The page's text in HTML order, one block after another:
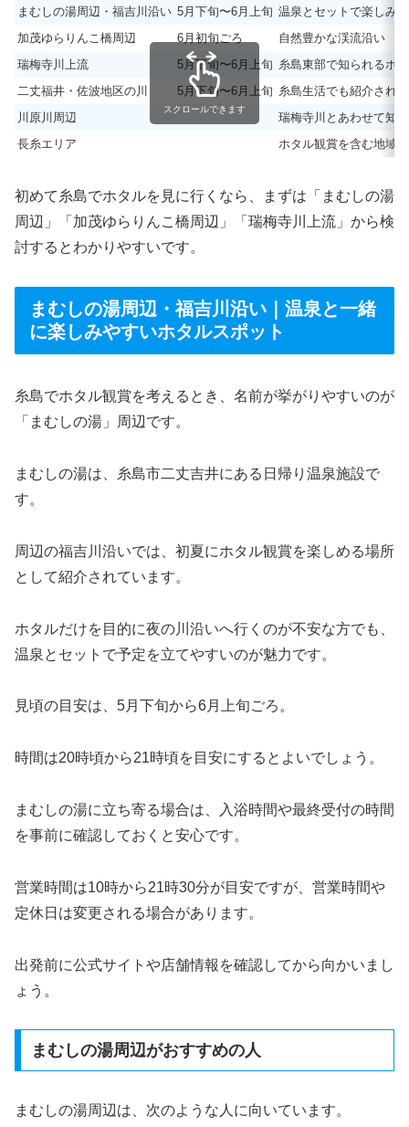
まむしの湯周辺・福吉川沿い 5月下旬〜6月上旬 温泉とセットで楽しみ
加茂ゆらりんこ橋周辺
6月初旬ごろ
自然豊かな渓流沿い
瑞梅寺川上流
5月下旬〜6月上旬 糸島東部で知られるホ
二丈福井・佐波地区の川
5月下旬〜6月上旬 糸島生活でも紹介され
川原川周辺
瑞梅寺川とあわせて知
長糸エリア
ホタル観賞を含む地域
スクロールできます
初めて糸島でホタルを見に行くなら、まずは「まむしの湯
周辺」「加茂ゆらりんこ橋周辺」「瑞梅寺川上流」から検
討するとわかりやすいです。
まむしの湯周辺・福吉川沿い｜温泉と一緒
に楽しみやすいホタルスポット
糸島でホタル観賞を考えるとき、名前が挙がりやすいのが
「まむしの湯」周辺です。
まむしの湯は、糸島市二丈吉井にある日帰り温泉施設で
す。
周辺の福吉川沿いでは、初夏にホタル観賞を楽しめる場所
として紹介されています。
ホタルだけを目的に夜の川沿いへ行くのが不安な方でも、
温泉とセットで予定を立てやすいのが魅力です。
見頃の目安は、5月下旬から6月上旬ごろ。
時間は20時頃から21時頃を目安にするとよいでしょう。
まむしの湯に立ち寄る場合は、入浴時間や最終受付の時間
を事前に確認しておくと安心です。
営業時間は10時から21時30分が目安ですが、営業時間や
定休日は変更される場合があります。
出発前に公式サイトや店舗情報を確認してから向かいまし
ょう。
まむしの湯周辺がおすすめの人
まむしの湯周辺は、次のような人に向いています。